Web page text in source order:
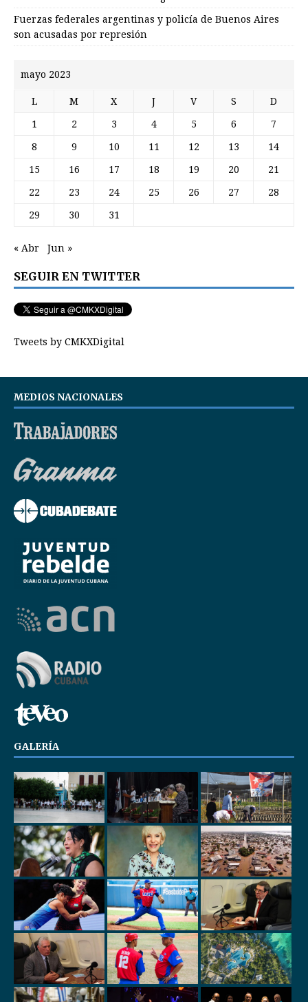
Fuerzas federales argentinas y policía de Buenos Aires
son acusadas por represión
mayo 2023
L M X J V S D
1 2 3 4 5 6 7
8 9 10 11 12 13 14
15 16 17 18 19 20 21
22 23 24 25 26 27 28
29 30 31
« Abr Jun »
SEGUIR EN TWITTER
Tweets by CMKXDigital
MEDIOS NACIONALES
GALERÍA